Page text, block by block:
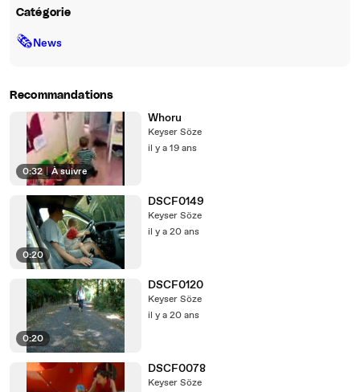
Catégorie
🗞News
Recommandations
0:32 | À suivre
Whoru
Keyser Söze
il y a 19 ans
0:20
DSCF0149
Keyser Söze
il y a 20 ans
0:20
DSCF0120
Keyser Söze
il y a 20 ans
DSCF0078
Keyser Söze